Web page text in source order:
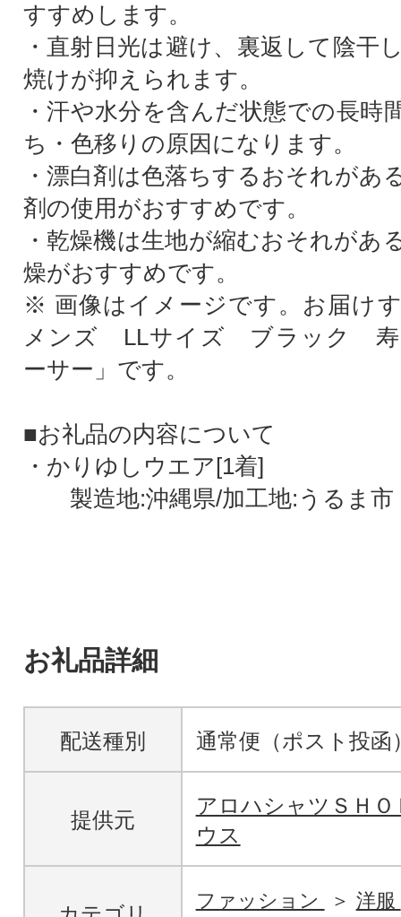
すすめします。
・直射日光は避け、裏返して陰干
焼けが抑えられます。
・汗や水分を含んだ状態での長時
ち・色移りの原因になります。
・漂白剤は色落ちするおそれがあ
剤の使用がおすすめです。
・乾燥機は生地が縮むおそれがあ
燥がおすすめです。
※ 画像はイメージです。お届け
メンズ LLサイズ ブラック 寿
ーサー」です。
■お礼品の内容について
・かりゆしウエア[1着]
製造地:沖縄県/加工地:うるま市
お礼品詳細
配送種別 通常便（ポスト投函
提供元
アロハシャツＳＨ
ウス
ファッション 洋服